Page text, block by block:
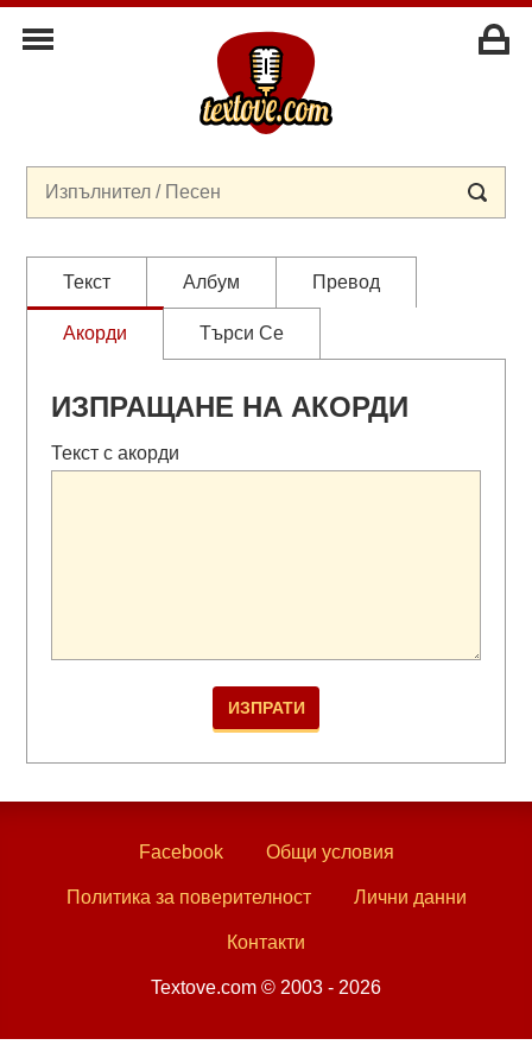
Текст Албум Превод
Акорди Търси Се
ИЗПРАЩАНЕ НА АКОРДИ
Текст с акорди
Facebook Общи условия
Политика за поверителност Лични данни
Контакти
Textove.com © 2003 - 2026